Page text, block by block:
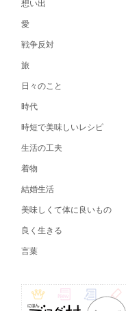
想い出
愛
戦争反対
旅
日々のこと
時代
時短で美味しいレシピ
生活の工夫
着物
結婚生活
美味しくて体に良いもの
良く生きる
言葉